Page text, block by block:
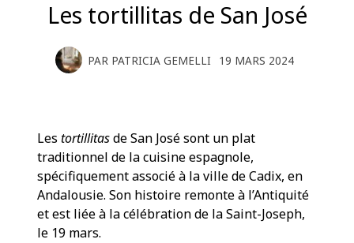
Les tortillitas de San José
PAR PATRICIA GEMELLI 19 MARS 2024
Lestortillitasde San José sont un plat
traditionnel de la cuisine espagnole,
spécifiquement associé à la ville de Cadix, en
Andalousie. Son histoire remonte à l’Antiquité
et est liée à la célébration de la Saint-Joseph,
le 19 mars.